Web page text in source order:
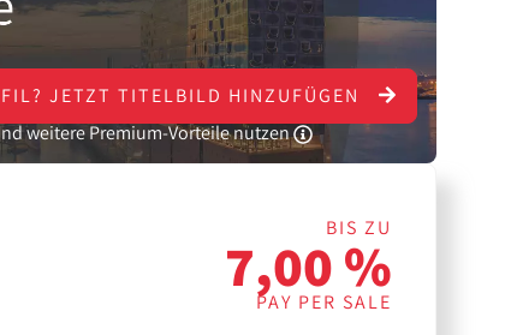
JETZT TITELBILD HINZUFÜGEN
weitere Premium-Vorteile nutzen
BIS ZU
7,00 %
PAY PER SALE